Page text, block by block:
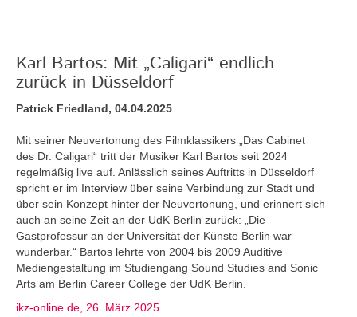
Karl Bartos: Mit „Caligari“ endlich
zurück in Düsseldorf
Patrick Friedland, 04.04.2025
Mit seiner Neuvertonung des Filmklassikers „Das Cabinet
des Dr. Caligari“ tritt der Musiker Karl Bartos seit 2024
regelmäßig live auf. Anlässlich seines Auftritts in Düsseldorf
spricht er im Interview über seine Verbindung zur Stadt und
über sein Konzept hinter der Neuvertonung, und erinnert sich
auch an seine Zeit an der UdK Berlin zurück: „Die
Gastprofessur an der Universität der Künste Berlin war
wunderbar.“ Bartos lehrte von 2004 bis 2009 Auditive
Mediengestaltung im Studiengang Sound Studies and Sonic
Arts am Berlin Career College der UdK Berlin.
ikz-online.de, 26. März 2025